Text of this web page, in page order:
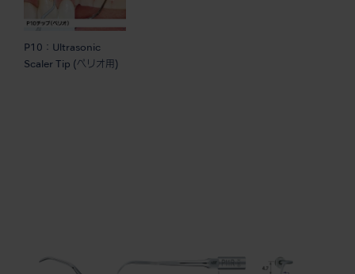
P10：Ultrasonic
Scaler Tip (ペリオ用)